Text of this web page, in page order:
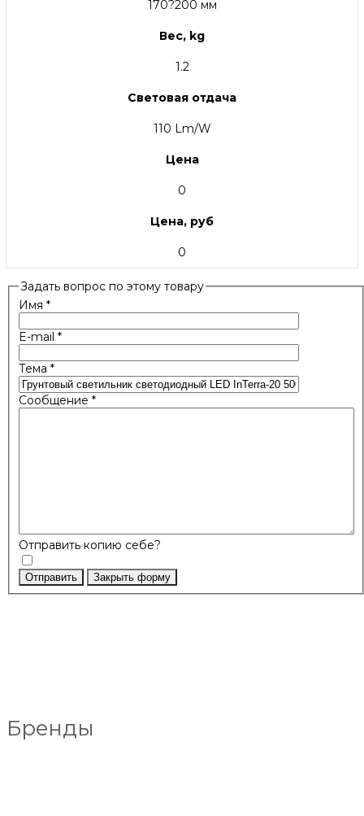
170?200 мм
Вес, kg
1.2
Световая отдача
110 Lm/W
Цена
0
Цена, руб
0
Задать вопрос по этому товару
Имя *
E-mail *
Тема *
Сообщение *
Отправить копию себе?
Отправить Закрыть форму
Бренды